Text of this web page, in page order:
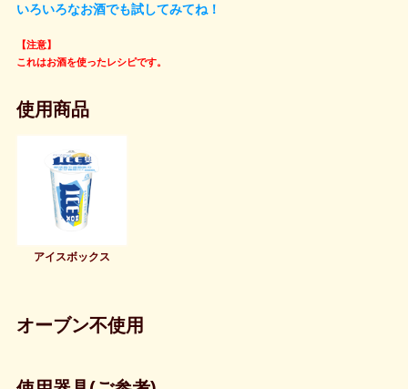
いろいろなお酒でも試してみてね！
【注意】
これはお酒を使ったレシピです。
使用商品
アイスボックス
オーブン不使用